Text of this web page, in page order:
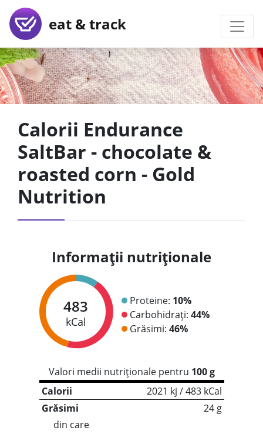
eat & track
Calorii Endurance
SaltBar - chocolate &
roasted corn - Gold
Nutrition
Informații nutriționale
483
kCal
Proteine: 10%
Carbohidrați: 44%
Grăsimi: 46%
Valori medii nutriționale pentru 100 g
Calorii
2021 kj / 483 kCal
Grăsimi
24 g
din care